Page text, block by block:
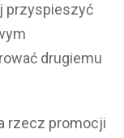
przyspieszyć
drugiemu
rzecz promocji